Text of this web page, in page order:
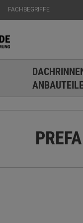
FACHBEGRIFFE